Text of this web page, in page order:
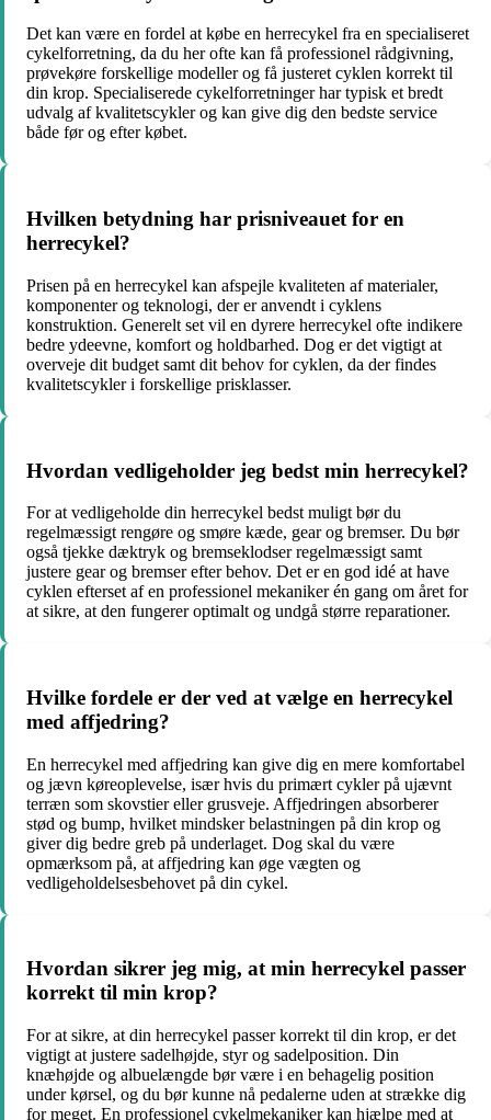
Det kan være en fordel at købe en herrecykel fra en specialiseret
cykelforretning, da du her ofte kan få professionel rådgivning,
prøvekøre forskellige modeller og få justeret cyklen korrekt til
din krop. Specialiserede cykelforretninger har typisk et bredt
udvalg af kvalitetscykler og kan give dig den bedste service
både før og efter købet.
Hvilken betydning har prisniveauet for en
herrecykel?
Prisen på en herrecykel kan afspejle kvaliteten af materialer,
komponenter og teknologi, der er anvendt i cyklens
konstruktion. Generelt set vil en dyrere herrecykel ofte indikere
bedre ydeevne, komfort og holdbarhed. Dog er det vigtigt at
overveje dit budget samt dit behov for cyklen, da der findes
kvalitetscykler i forskellige prisklasser.
Hvordan vedligeholder jeg bedst min herrecykel?
For at vedligeholde din herrecykel bedst muligt bør du
regelmæssigt rengøre og smøre kæde, gear og bremser. Du bør
også tjekke dæktryk og bremseklodser regelmæssigt samt
justere gear og bremser efter behov. Det er en god idé at have
cyklen efterset af en professionel mekaniker én gang om året for
at sikre, at den fungerer optimalt og undgå større reparationer.
Hvilke fordele er der ved at vælge en herrecykel
med affjedring?
En herrecykel med affjedring kan give dig en mere komfortabel
og jævn køreoplevelse, især hvis du primært cykler på ujævnt
terræn som skovstier eller grusveje. Affjedringen absorberer
stød og bump, hvilket mindsker belastningen på din krop og
giver dig bedre greb på underlaget. Dog skal du være
opmærksom på, at affjedring kan øge vægten og
vedligeholdelsesbehovet på din cykel.
Hvordan sikrer jeg mig, at min herrecykel passer
korrekt til min krop?
For at sikre, at din herrecykel passer korrekt til din krop, er det
vigtigt at justere sadelhøjde, styr og sadelposition. Din
knæhøjde og albuelængde bør være i en behagelig position
under kørsel, og du bør kunne nå pedalerne uden at strække dig
for meget. En professionel cykelmekaniker kan hjælpe med at